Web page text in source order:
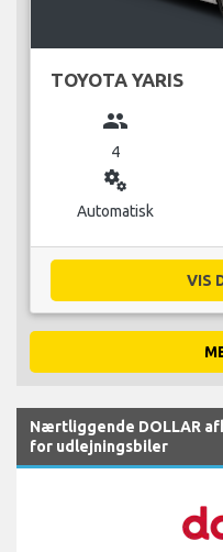
TOYOTA YARIS
group
4
miscellaneous_services
Automatisk
VIS
Nærtliggende DOLLAR
for udlejningsbiler